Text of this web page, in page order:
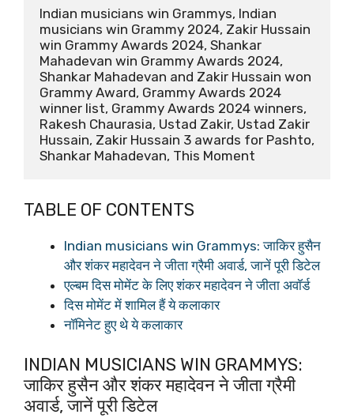
Indian musicians win Grammys, Indian
musicians win Grammy 2024, Zakir Hussain
win Grammy Awards 2024, Shankar
Mahadevan win Grammy Awards 2024,
Shankar Mahadevan and Zakir Hussain won
Grammy Award, Grammy Awards 2024
winner list, Grammy Awards 2024 winners,
Rakesh Chaurasia, Ustad Zakir, Ustad Zakir
Hussain, Zakir Hussain 3 awards for Pashto,
Shankar Mahadevan, This Moment
TABLE OF CONTENTS
Indian musicians win Grammys: जाकिर हुसैन
और शंकर महादेवन ने जीता ग्रैमी अवार्ड, जानें पूरी डिटेल
एल्बम दिस मोमेंट के लिए शंकर महादेवन ने जीता अवॉर्ड
दिस मोमेंट में शामिल हैं ये कलाकार
नॉमिनेट हुए थे ये कलाकार
INDIAN MUSICIANS WIN GRAMMYS:
जाकिर हुसैन और शंकर महादेवन ने जीता ग्रैमी
अवार्ड, जानें पूरी डिटेल